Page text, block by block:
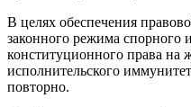
В целях обеспечения
законного режима спорного
конституционного права
исполнительского
повторно.